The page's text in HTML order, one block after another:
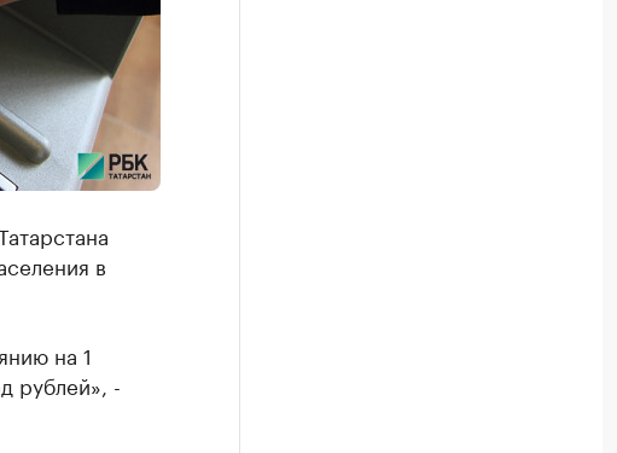
в
на 1
рублей», -